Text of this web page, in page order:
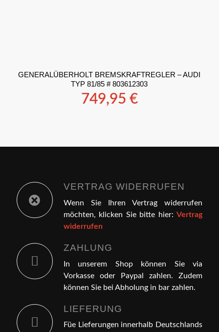
GENERALÜBERHOLT BREMSKRAFTREGLER – AUDI
TYP 81/85 # 803612303
749,95 €
VERTRAG WIDERRUFEN
Wenn Sie Ihren Vertrag widerrufen
möchten, klicken Sie bitte hier:Vertrag
widerrufen
ZAHLUNG
In unserem Shop können Sie via
Vorkasse oder Paypal zahlen. Zudem
können Sie bei Abholung in bar zahlen.
LIEFERUNG
Füe Lieferungen innerhalb Deutschlands